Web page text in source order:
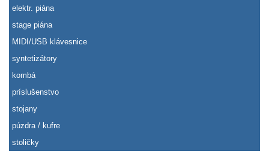
elektr. piána
stage piána
MIDI/USB klávesnice
syntetizátory
kombá
príslušenstvo
stojany
púzdra / kufre
stoličky